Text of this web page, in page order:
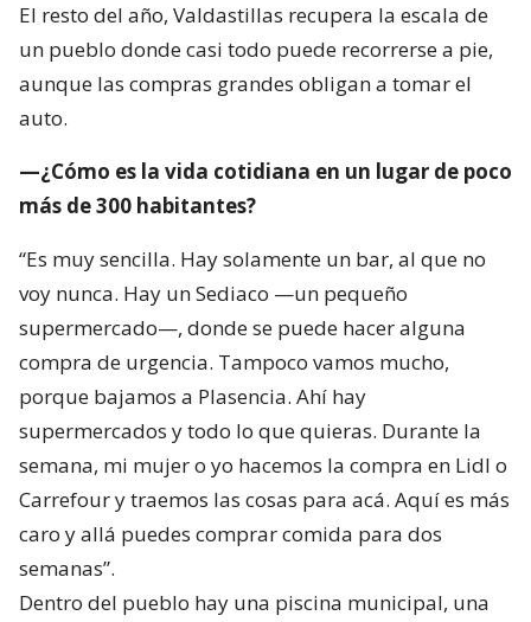
El resto del año, Valdastillas recupera la escala de
un pueblo donde casi todo puede recorrerse a pie,
aunque las compras grandes obligan a tomar el
auto.
—¿Cómo es la vida cotidiana en un lugar de poco
más de 300 habitantes?
“Es muy sencilla. Hay solamente un bar, al que no
voy nunca. Hay un Sediaco —un pequeño
supermercado—, donde se puede hacer alguna
compra de urgencia. Tampoco vamos mucho,
porque bajamos a Plasencia. Ahí hay
supermercados y todo lo que quieras. Durante la
semana, mi mujer o yo hacemos la compra en Lidl o
Carrefour y traemos las cosas para acá. Aquí es más
caro y allá puedes comprar comida para dos
semanas”.
Dentro del pueblo hay una piscina municipal, una